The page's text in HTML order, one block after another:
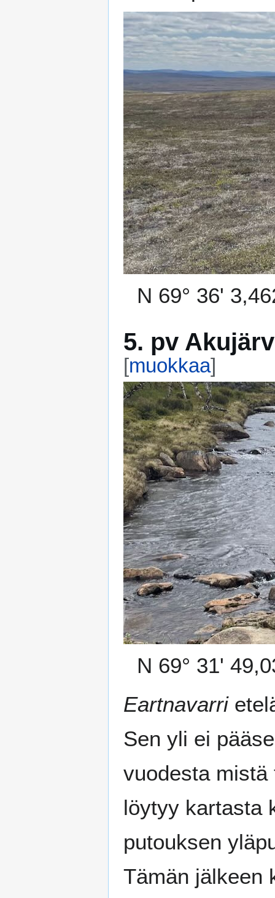
N 69° 36'
5. pv
[muokkaa]
N 69° 31'
Eartnavarri
Sen yli ei
vuodesta
löytyy kartasta
putouksen
Tämän jälkeen